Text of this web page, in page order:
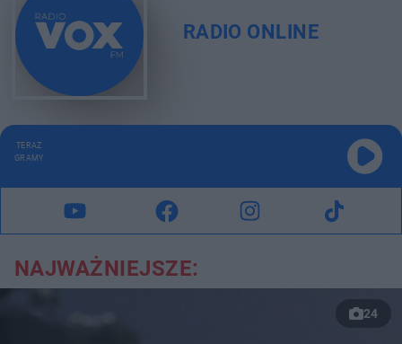
RADIO ONLINE
TERAZ
GRAMY
NAJWAŻNIEJSZE:
24